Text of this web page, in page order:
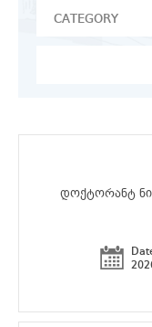
დოქტორანტ